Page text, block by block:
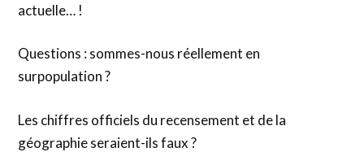
actuelle… !
Questions : sommes-nous réellement en
surpopulation ?
Les chiffres officiels du recensement et de la
géographie seraient-ils faux ?